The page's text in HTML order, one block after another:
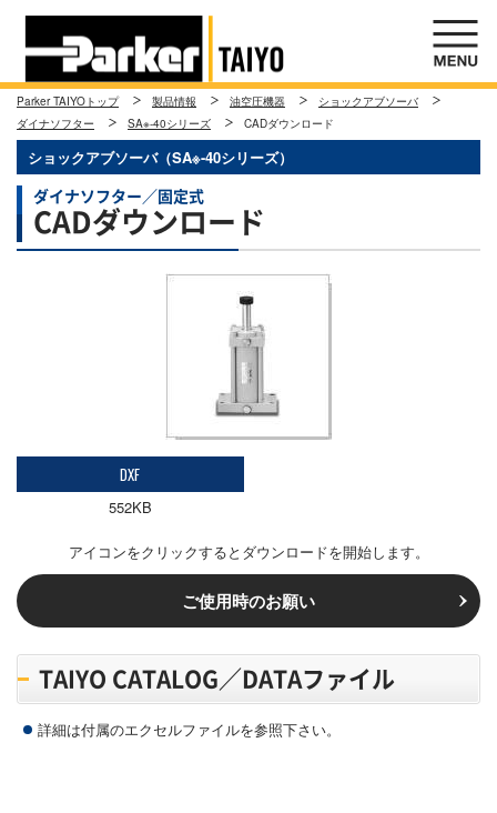
Parker TAIYOトップ 製品情報 油空圧機器
ショックアブソーバ
ダイナソフター
SA※-40シリーズ CADダウンロード
ショックアブソーバ（SA※-40シリーズ）
ダイナソフター／固定式
CADダウンロード
DXF
552KB
アイコンをクリックするとダウンロードを開始します。
ご使用時のお願い
TAIYO CATALOG／DATAファイル
詳細は付属のエクセルファイルを参照下さい。